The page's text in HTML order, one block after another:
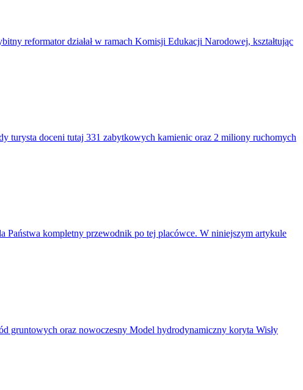
reformator działał w ramach Komisji Edukacji Narodowej, kształtując
doceni tutaj 331 zabytkowych kamienic oraz 2 miliony ruchomych
kompletny przewodnik po tej placówce. W niniejszym artykule
gruntowych oraz nowoczesny Model hydrodynamiczny koryta Wisły